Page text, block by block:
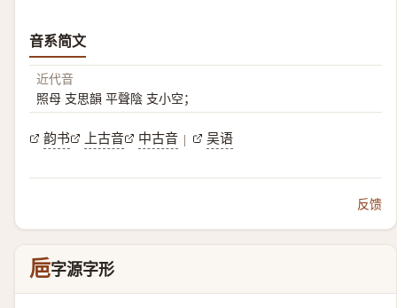
音系简文
近代音
照母 支思韻 平聲陰 支小空；
韵书 上古音 中古音 | 吴语
反馈
巵字源字形